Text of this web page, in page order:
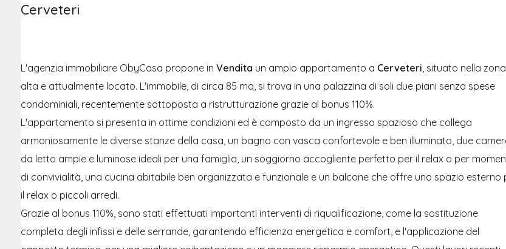
Cerveteri
L'agenzia immobiliare ObyCasa propone in Vendita un ampio appartamento a Cerveteri, situato nella zona
alta e attualmente locato. L'immobile, di circa 85 mq, si trova in una palazzina di soli due piani senza spese
condominiali, recentemente sottoposta a ristrutturazione grazie al bonus 110%.
L'appartamento si presenta in ottime condizioni ed è composto da un ingresso spazioso che collega
armoniosamente le diverse stanze della casa, un bagno con vasca confortevole e ben illuminato, due
da letto ampie e luminose ideali per una famiglia, un soggiorno accogliente perfetto per il relax o per
di convivialità, una cucina abitabile ben organizzata e funzionale e un balcone che offre uno spazio esterno
il relax o piccoli arredi.
Grazie al bonus 110%, sono stati effettuati importanti interventi di riqualificazione, come la sostituzione
completa degli infissi e delle serrande, garantendo efficienza energetica e comfort, e l'applicazione del